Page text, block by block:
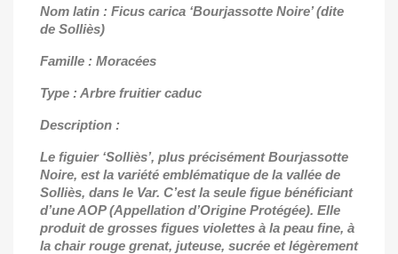
Nom latin : Ficus carica ‘Bourjassotte Noire’ (dite
de Solliès)
Famille : Moracées
Type : Arbre fruitier caduc
Description :
Le figuier ‘Solliès’, plus précisément Bourjassotte
Noire, est la variété emblématique de la vallée de
Solliès, dans le Var. C’est la seule figue bénéficiant
d’une AOP (Appellation d’Origine Protégée). Elle
produit de grosses figues violettes à la peau fine, à
la chair rouge grenat, juteuse, sucrée et légèrement